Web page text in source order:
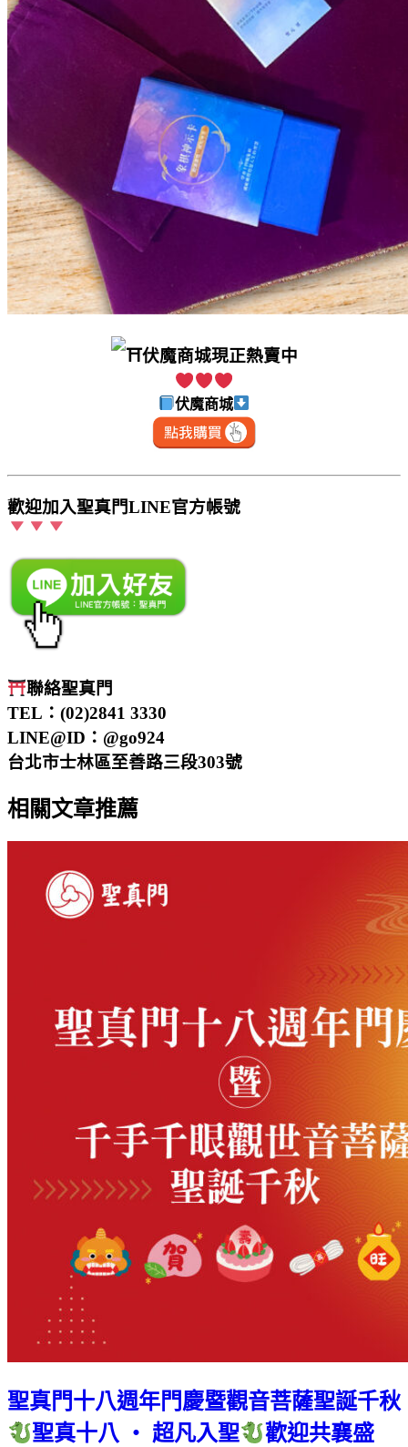
伏魔商城現正熱賣中
伏魔商城
歡迎加入聖真門LINE官方帳號
聯絡聖真門
TEL：(02)2841 3330
LINE@ID：@go924
台北市士林區至善路三段303號
相關文章推薦
聖真門十八週年門慶暨觀音菩薩聖誕千秋
聖真十八 ‧ 超凡入聖
歡迎共襄盛